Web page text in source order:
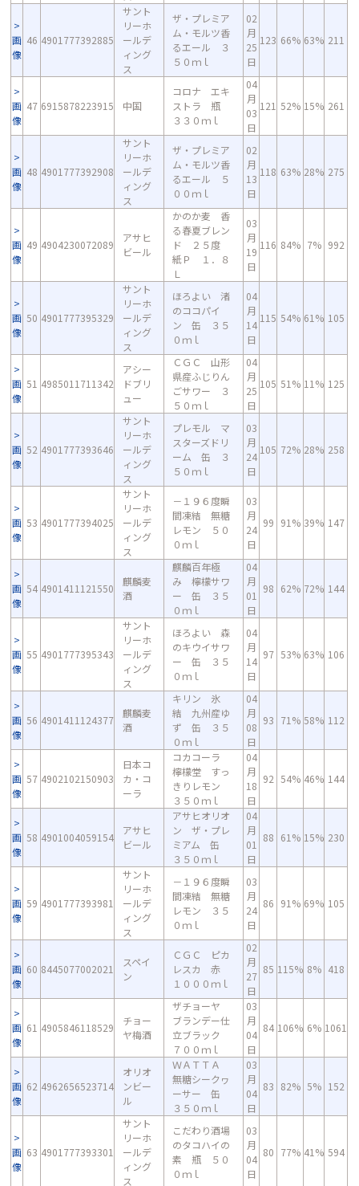
画
像
46 4901777392885
サント
リーホ
ールデ
ィング
ス
ザ・プレミア
ム・モルツ香
るエール ３
５０ｍｌ
02
月
25
日
123 66% 63% 211
画
像
47 6915878223915 中国
コロナ エキ
ストラ 瓶
３３０ｍｌ
04
月
03
日
121 52% 15% 261
画
像
48 4901777392908
サント
リーホ
ールデ
ィング
ス
ザ・プレミア
ム・モルツ香
るエール ５
００ｍｌ
02
月
13
日
118 63% 28% 275
画
像
49 4904230072089
アサヒ
ビール
かのか麦 香
る春夏ブレン
ド ２５度
紙Ｐ １．８
Ｌ
03
月
19
日
116 84% 7% 992
画
像
50 4901777395329
サント
リーホ
ールデ
ィング
ス
ほろよい 渚
のココパイ
ン 缶 ３５
０ｍｌ
04
月
14
日
115 54% 61% 105
画
像
51 4985011711342
アシー
ドブリ
ュー
ＣＧＣ 山形
県産ふじりん
ごサワー ３
５０ｍｌ
04
月
25
日
105 51% 11% 125
画
像
52 4901777393646
サント
リーホ
ールデ
ィング
ス
プレモル マ
スターズドリ
ーム 缶 ３
５０ｍｌ
03
月
24
日
105 72% 28% 258
画
像
53 4901777394025
サント
リーホ
ールデ
ィング
ス
－１９６度瞬
間凍結 無糖
レモン ５０
０ｍｌ
03
月
24
日
99 91% 39% 147
画
像
54 4901411121550
麒麟麦
酒
麒麟百年極
み 檸檬サワ
ー 缶 ３５
０ｍｌ
04
月
01
日
98 62% 72% 144
画
像
55 4901777395343
サント
リーホ
ールデ
ィング
ス
ほろよい 森
のキウイサワ
ー 缶 ３５
０ｍｌ
04
月
14
日
97 53% 63% 106
画
像
56 4901411124377
麒麟麦
酒
キリン 氷
結 九州産ゆ
ず 缶 ３５
０ｍｌ
04
月
08
日
93 71% 58% 112
画
像
57 4902102150903
日本コ
カ・コ
ーラ
コカコーラ
檸檬堂 すっ
きりレモン
３５０ｍｌ
04
月
18
日
92 54% 46% 144
画
像
58 4901004059154
アサヒ
ビール
アサヒオリオ
ン ザ・プレ
ミアム 缶
３５０ｍｌ
04
月
01
日
88 61% 15% 230
画
像
59 4901777393981
サント
リーホ
ールデ
ィング
ス
－１９６度瞬
間凍結 無糖
レモン ３５
０ｍｌ
03
月
24
日
86 91% 69% 105
画
像
60 8445077002021
スペイ
ン
ＣＧＣ ピカ
レスカ 赤
１０００ｍｌ
02
月
27
日
85 115% 8% 418
画
像
61 4905846118529
チョー
ヤ梅酒
ザチョーヤ
ブランデー仕
立ブラック
７００ｍｌ
03
月
04
日
84 106% 6% 1061
画
像
62 4962656523714
オリオ
ンビー
ル
ＷＡＴＴＡ
無糖シークヮ
ーサー 缶
３５０ｍｌ
03
月
04
日
83 82% 5% 152
画
像
63 4901777393301
サント
リーホ
ールデ
ィング
ス
こだわり酒場
のタコハイの
素 瓶 ５０
０ｍｌ
03
月
04
日
80 77% 41% 594